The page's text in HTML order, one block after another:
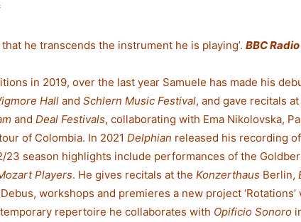
he transcends the instrument he is playing’. BBC
in 2019, over the last year Samuele has made his
Hall and Schlern Music Festival, and gave recitals at
and Deal Festivals, collaborating with Ema Nikolovska,
of Colombia. In 2021 Delphian released his recording
season highlights include performances of the
Players. He gives recitals at the Konzerthaus Berlin,
workshops and premieres a new project
repertoire he collaborates with Opificio Sonoro